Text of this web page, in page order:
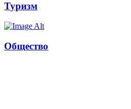
Туризм
Общество